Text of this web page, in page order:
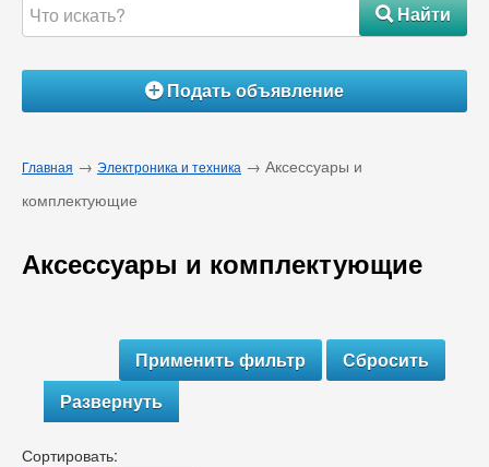
#Найти
ÁПодать объявление
Главная → Электроника и техника → Аксессуары и
комплектующие
Аксессуары и комплектующие
Развернуть
Сортировать: